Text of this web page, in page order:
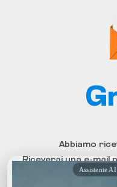
Abbiamo
Riceverai una e-